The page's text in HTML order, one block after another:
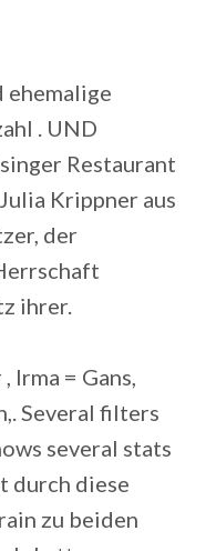
ehemalige
. UND
Restaurant
Julia Krippner aus
der
ihrer.
Irma = Gans,
Several filters
several stats
durch diese
zu beiden